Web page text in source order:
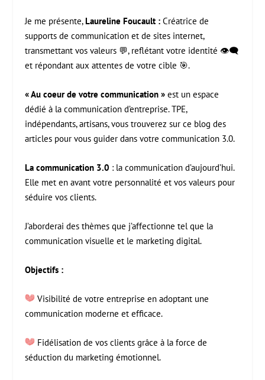
Je me présente,Laureline Foucault : Créatrice de
supports de communication et de sites internet,
transmettant vos valeurs 💬, reflétant votre identité 👁️‍🗨️
et répondant aux attentes de votre cible 🎯.
« Au coeur de votre communication » est un espace
dédié à la communication d’entreprise. TPE,
indépendants, artisans, vous trouverez sur ce blog des
articles pour vous guider dans votre communication 3.0.
La communication 3.0 : la communication d’aujourd’hui.
Elle met en avant votre personnalité et vos valeurs pour
séduire vos clients.
J’aborderai des thèmes que j’affectionne tel que la
communication visuelle et le marketing digital.
Objectifs :
Visibilité de votre entreprise en adoptant une
communication moderne et efficace.
Fidélisation de vos clients grâce à la force de
séduction du marketing émotionnel.